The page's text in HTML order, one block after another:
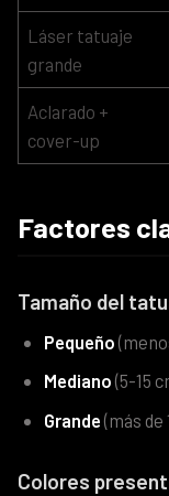
Láser tatuaje
grande
Aclarado +
cover-up
Factores
Tamaño del
Pequeño
Mediano (5-15
Grande (más
Colores